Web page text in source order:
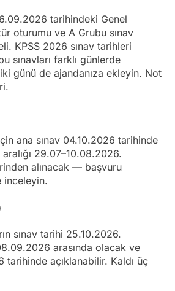
tarihindeki Genel
oturumu ve A Grubu sınav
KPSS 2026 sınav tarihleri
sınavları farklı günlerde
günü de ajandanıza ekleyin. Not
ana sınav 04.10.2026 tarihinde
29.07–10.08.2026.
alınacak — başvuru
inceleyin.
sınav tarihi 25.10.2026.
arasında olacak ve
tarihinde açıklanabilir. Kaldı üç